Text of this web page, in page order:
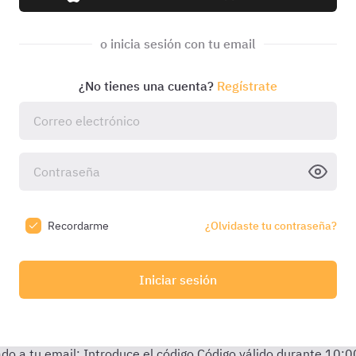
o inicia sesión con tu email
¿No tienes una cuenta? Regístrate
Recordarme ¿Olvidaste tu contraseña?
Iniciar sesión